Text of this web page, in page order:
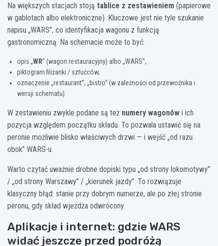
Na większych stacjach stoją tablice z zestawieniem (papierowe
w gablotach albo elektroniczne). Kluczowe jest nie tyle szukanie
napisu „WARS”, co identyfikacja wagonu z funkcją
gastronomiczną. Na schemacie może to być:
opis „WR” (wagon restauracyjny) albo „WARS”,
piktogram filiżanki / sztućców,
oznaczenie „restaurant”, „bistro” (w zależności od przewoźnika i
wersji schematu).
W zestawieniu zwykle podane są też numery wagonów i ich
pozycja względem początku składu. To pozwala ustawić się na
peronie możliwie blisko właściwych drzwi — i wejść „od razu
obok” WARS-u.
Warto czytać uważnie drobne dopiski typu „od strony lokomotywy”
/ „od strony Warszawy” / „kierunek jazdy”. To rozwiązuje
klasyczny błąd: stanie przy dobrym numerze, ale po złej stronie
peronu, gdy skład wjeżdża odwrócony.
Aplikacje i internet: gdzie WARS
widać jeszcze przed podróżą